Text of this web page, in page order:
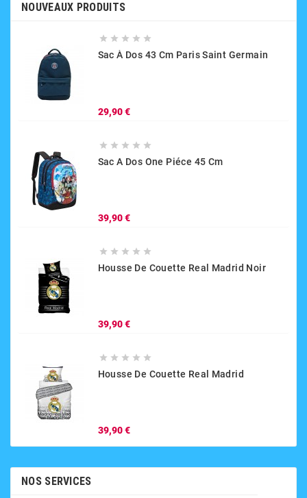
NOUVEAUX PRODUITS
    
Sac À Dos 43 Cm Paris Saint Germain
29,90 €Prix
    
Sac A Dos One Piéce 45 Cm
39,90 €Prix
    
Housse De Couette Real Madrid Noir
39,90 €Prix
    
Housse De Couette Real Madrid
39,90 €Prix
NOS SERVICES